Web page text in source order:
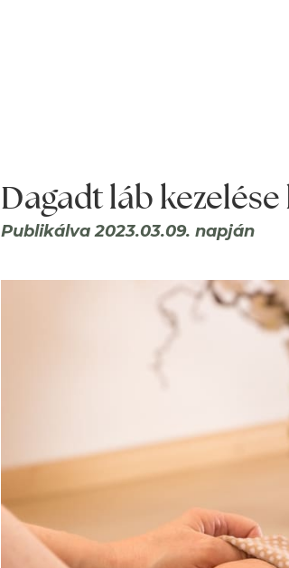
Dagadt láb
Publikálva 2023.03.09. napján